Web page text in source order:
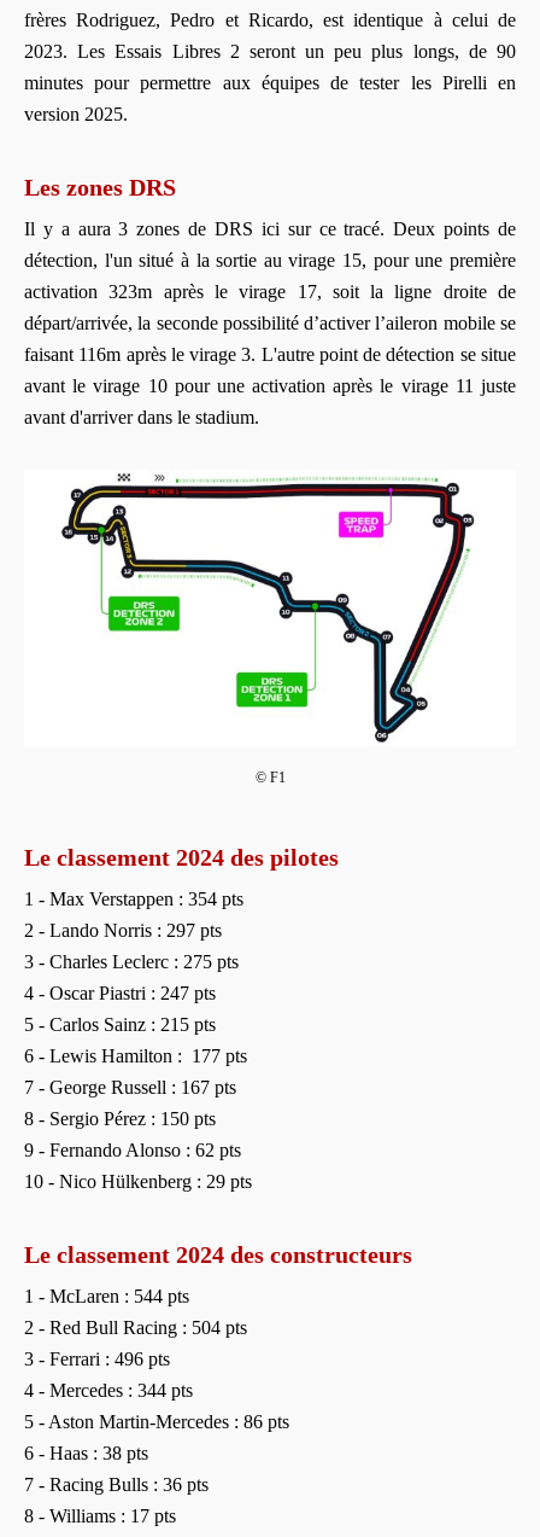
frères Rodriguez, Pedro et Ricardo, est identique à celui de
2023. Les Essais Libres 2 seront un peu plus longs, de 90
minutes pour permettre aux équipes de tester les Pirelli en
version 2025.
Les zones DRS
Il y a aura 3 zones de DRS ici sur ce tracé. Deux points de
détection, l'un situé à la sortie au virage 15, pour une première
activation 323m après le virage 17, soit la ligne droite de
départ/arrivée, la seconde possibilité d’activer l’aileron mobile se
faisant 116m après le virage 3. L'autre point de détection se situe
avant le virage 10 pour une activation après le virage 11 juste
avant d'arriver dans le stadium.
© F1
Le classement 2024 des pilotes
1 - Max Verstappen : 354 pts
2 - Lando Norris : 297 pts
3 - Charles Leclerc : 275 pts
4 - Oscar Piastri : 247 pts
5 - Carlos Sainz : 215 pts
6 - Lewis Hamilton : 177 pts
7 - George Russell : 167 pts
8 - Sergio Pérez : 150 pts
9 - Fernando Alonso : 62 pts
10 - Nico Hülkenberg : 29 pts
Le classement 2024 des constructeurs
1 - McLaren : 544 pts
2 - Red Bull Racing : 504 pts
3 - Ferrari : 496 pts
4 - Mercedes : 344 pts
5 - Aston Martin-Mercedes : 86 pts
6 - Haas : 38 pts
7 - Racing Bulls : 36 pts
8 - Williams : 17 pts